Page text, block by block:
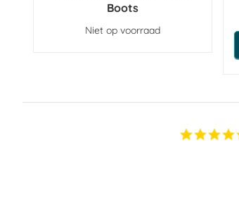
Boots
Niet op voorraad